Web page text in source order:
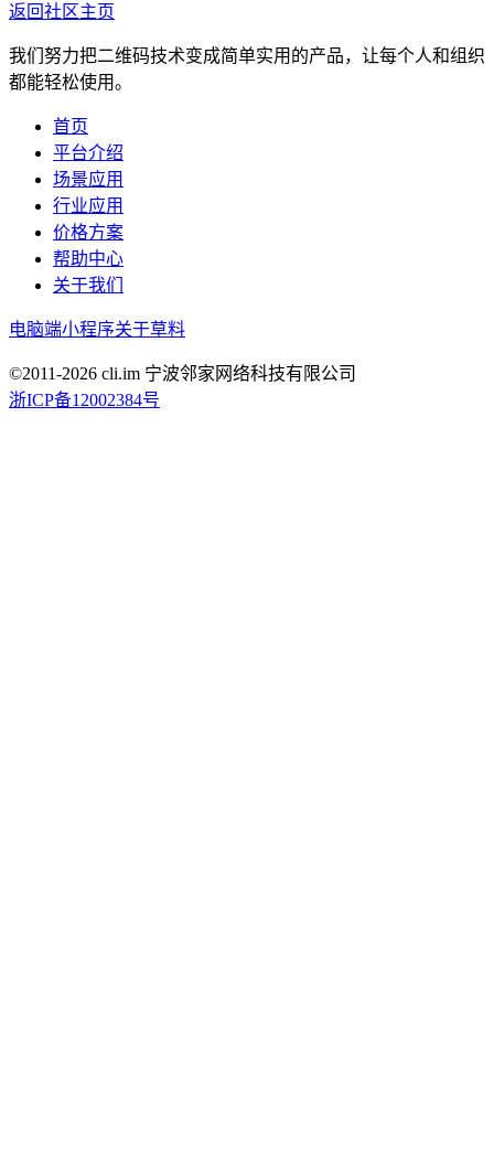
返回社区主页
我们努力把二维码技术变成简单实用的产品，让每个人和组织
都能轻松使用。
首页
平台介绍
场景应用
行业应用
价格方案
帮助中心
关于我们
电脑端小程序关于草料
©2011-2026 cli.im 宁波邻家网络科技有限公司
浙ICP备12002384号